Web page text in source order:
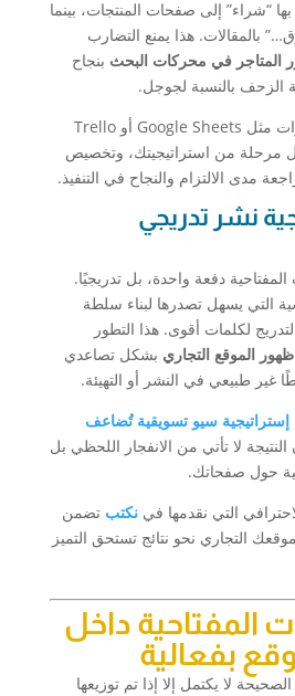
“شراء” إلى صفحات المنتجات، بينما
بالمقالات. هذا يمنع التضارب
المتاجر في محركات البحث بنجاح
الزحف بالنسبة لجوجل.
يمكنك الاستفادة من أدوات مثل Google Sheets أو Trello
مرحلة من استراتيجيتك، وتخصيص
مدى الالتزام والنجاح في التنفيذ.
نشر تدريجي
دفعة واحدة، بل تدريجيًا.
التي يسهل تصدرها لبناء سلطة
لكلمات أقوى. هذا التطور
ظهور الموقع التجاري بشكل تصاعدي
طبيعي في النشر أو التهيئة.
إستراتيجية سيو تسويقية تُضاعف
لا تأتي من الانفجار اللحظي بل
حول صفحاتك.
التي نقدمها في نكتب تضمن
التجاري نحو نتائج تستحق التميز
المفتاحية داخل
بفعالية
لا يكتمل إلا إذا تم توزيعها